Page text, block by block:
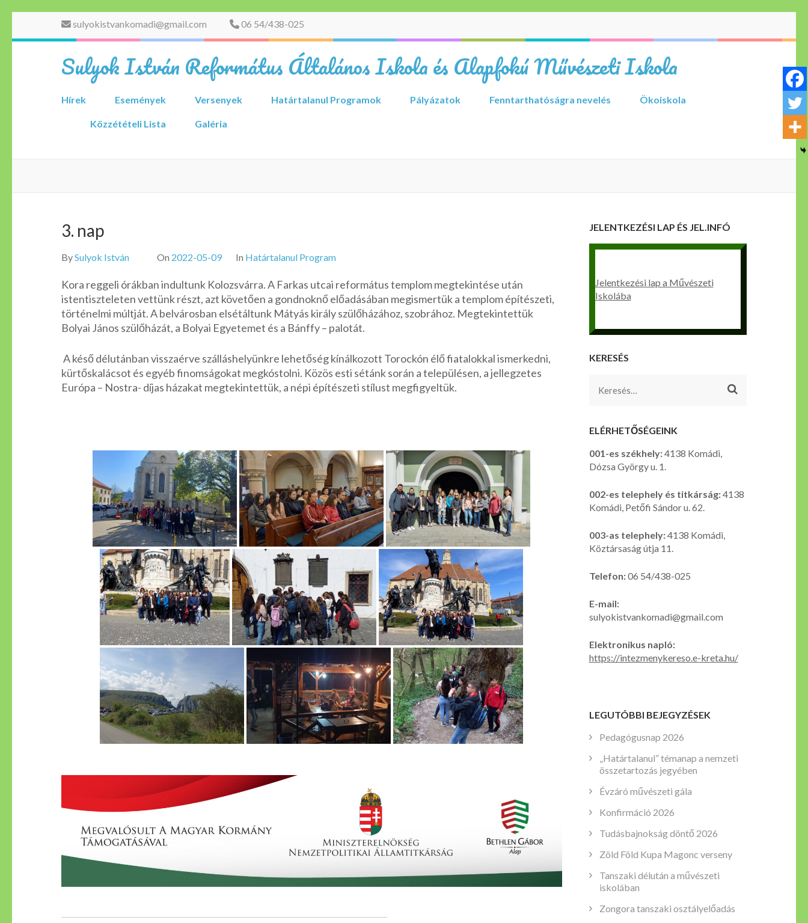
sulyokistvankomadi@gmail.com 06 54/438-025
Sulyok István Református Általános Iskola és Alapfokú Művészeti Iskola
Hírek Események Versenyek Határtalanul Programok Pályázatok Fenntarthatóságra nevelés Ökoiskola
Közzétételi Lista Galéria
3. nap
BySulyok István On 2022-05-09 In Határtalanul Program
Kora reggeli órákban indultunk Kolozsvárra. A Farkas utcai református templom megtekintése után
istentiszteleten vettünk részt, azt követően a gondnoknő előadásában megismertük a templom építészeti,
történelmi múltját. A belvárosban elsétáltunk Mátyás király szülőházához, szobrához. Megtekintettük
Bolyai János szülőházát, a Bolyai Egyetemet és a Bánffy – palotát.
A késő délutánban visszaérve szálláshelyünkre lehetőség kínálkozott Torockón élő fiatalokkal ismerkedni,
kürtőskalácsot és egyéb finomságokat megkóstolni. Közös esti sétánk során a településen, a jellegzetes
Európa – Nostra- díjas házakat megtekintettük, a népi építészeti stílust megfigyeltük.
JELENTKEZÉSI LAP ÉS JEL.INFÓ
Jelentkezési lap a Művészeti
Iskolába
KERESÉS
Keresés:
ELÉRHETŐSÉGEINK
001-es székhely:4138 Komádi,
Dózsa György u. 1.
002-es telephely és titkárság:4138
Komádi, Petőfi Sándor u. 62.
003-as telephely:4138 Komádi,
Köztársaság útja 11.
Telefon:06 54/438-025
E-mail:
sulyokistvankomadi@gmail.com
Elektronikus napló:
https://intezmenykereso.e-kreta.hu/
LEGUTÓBBI BEJEGYZÉSEK
Pedagógusnap 2026
„Határtalanul” témanap a nemzeti
összetartozás jegyében
Évzáró művészeti gála
Konfirmáció 2026
Tudásbajnokság döntő 2026
Zöld Föld Kupa Magonc verseny
Tanszaki délután a művészeti
iskolában
Zongora tanszaki osztályelőadás